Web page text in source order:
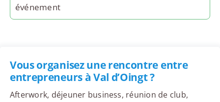
événement
Vous organisez une rencontre entre
entrepreneurs à Val d’Oingt ?
Afterwork, déjeuner business, réunion de club,